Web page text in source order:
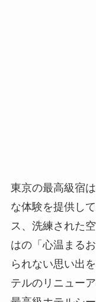
東京の最高級宿
な体験を提供し
ス、洗練された
はの「心温まる
られない思い出
テルのリニュー